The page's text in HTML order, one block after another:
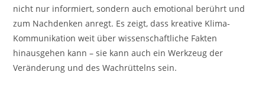
nicht nur informiert, sondern auch emotional berührt und
zum Nachdenken anregt. Es zeigt, dass kreative Klima-
Kommunikation weit über wissenschaftliche Fakten
hinausgehen kann – sie kann auch ein Werkzeug der
Veränderung und des Wachrüttelns sein.